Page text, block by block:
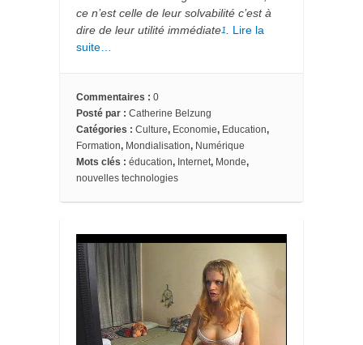
ce n’est celle de leur solvabilité c’est à
dire de leur utilité immédiate1
Lire la
suite…
Commentaires : 0
Posté par : Catherine Belzung
Catégories : Culture, Economie, Education,
Formation, Mondialisation, Numérique
Mots clés : éducation, Internet, Monde,
nouvelles technologies